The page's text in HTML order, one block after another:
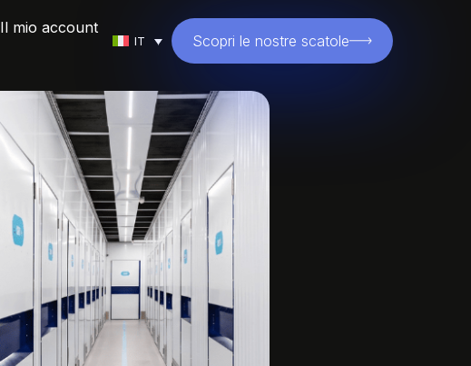
Il mio account
IT Scopri le nostre scatole